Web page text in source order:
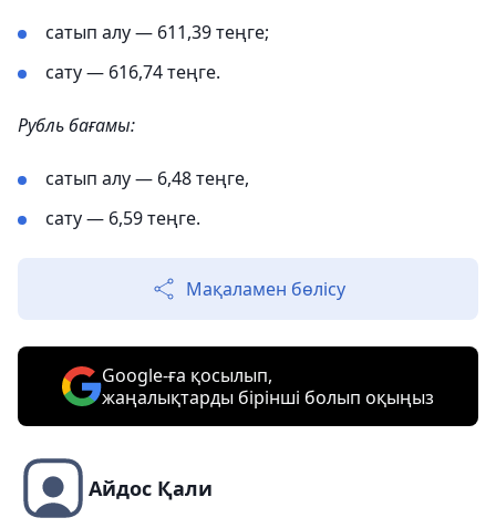
сатып алу — 611,39 теңге;
сату — 616,74 теңге.
Рубль бағамы:
сатып алу — 6,48 теңге,
сату — 6,59 теңге.
Мақаламен бөлісу
Google-ға қосылып,
жаңалықтарды бірінші болып оқыңыз
Айдос Қали